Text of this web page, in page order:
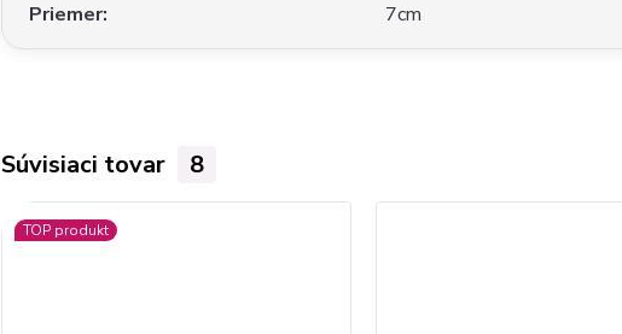
Priemer 7cm
Súvisiaci tovar 8
TOP produkt